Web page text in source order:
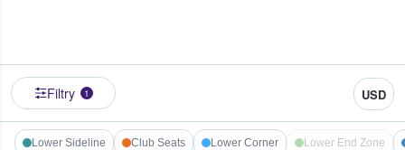
Filtry 1 USD
Lower Sideline Club Seats Lower Corner Lower End Zone